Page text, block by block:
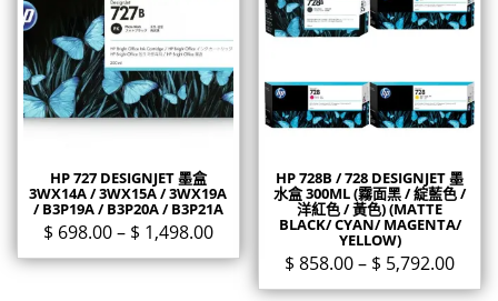
HP 727 DESIGNJET 墨盒
3WX14A / 3WX15A / 3WX19A
/ B3P19A / B3P20A / B3P21A
$ 698.00– $ 1,498.00
HP 728B / 728 DESIGNJET 墨
水盒 300ML (霧面黑 / 綻藍色 /
洋紅色 / 黃色) (MATTE
BLACK/ CYAN/ MAGENTA/
YELLOW)
$ 858.00– $ 5,792.00